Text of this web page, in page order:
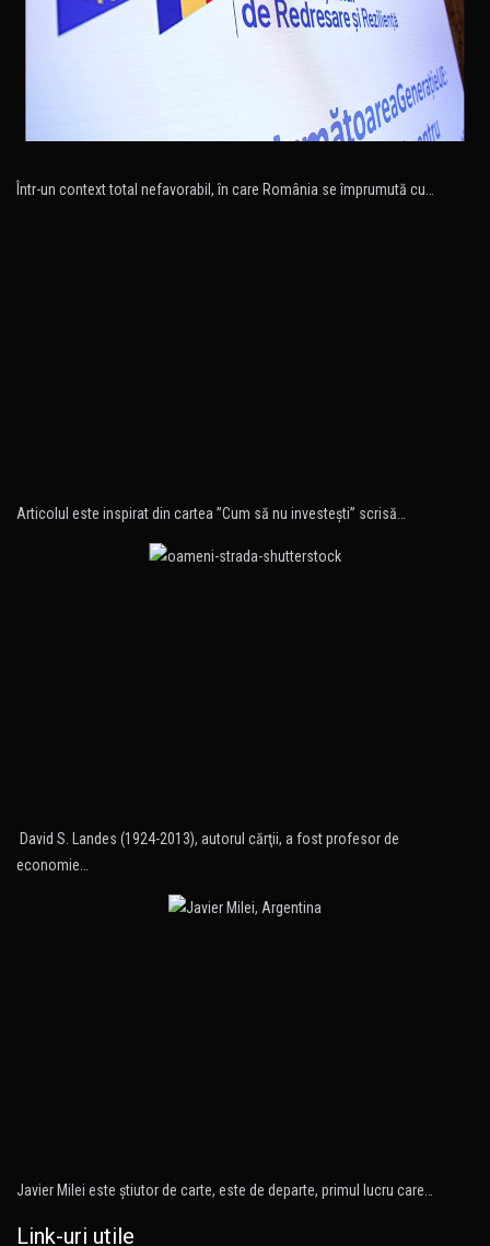
Într-un context total nefavorabil, în care România se împrumută cu…
Articolul este inspirat din cartea ”Cum să nu investeşti” scrisă…
David S. Landes (1924-2013), autorul cărţii, a fost profesor de
economie…
Javier Milei este ştiutor de carte, este de departe, primul lucru care…
Link-uri utile